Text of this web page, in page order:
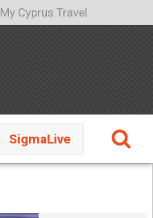
My Cyprus Travel
SigmaLive